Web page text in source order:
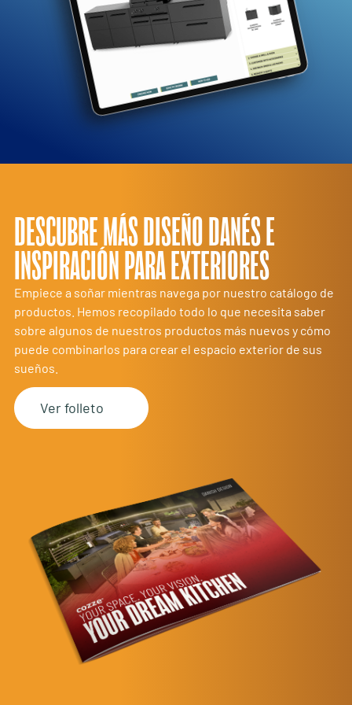
DESCUBRE MÁSDISEÑO DANÉSE
INSPIRACIÓN PARA EXTERIORES
Empiece a soñar mientras navega por nuestro catálogo de
productos. Hemos recopilado todo lo que necesita saber
sobre algunos de nuestros productos más nuevos y cómo
puede combinarlos para crear el espacio exterior de sus
sueños.
Ver folleto